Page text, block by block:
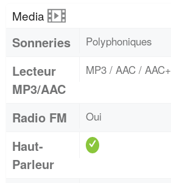
Media
Sonneries Polyphoniques
Lecteur
MP3/AAC
MP3 / AAC / AAC+
Radio FM Oui
Haut-
Parleur